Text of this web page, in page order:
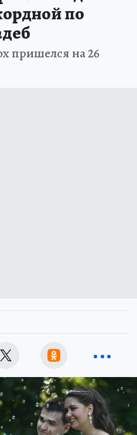
по
пришелся на 26